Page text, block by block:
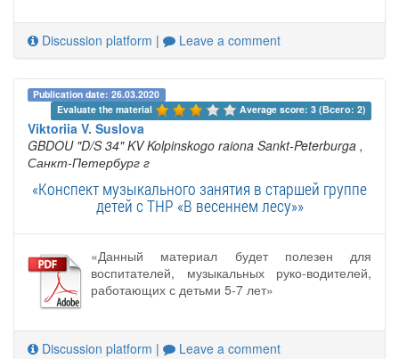
Discussion platform | Leave a comment
Publication date: 26.03.2020
Evaluate the material
Average score: 3 (Всего: 2)
Viktoriia V. Suslova
GBDOU "D/S 34" KV Kolpinskogo raiona Sankt-Peterburga ,
Санкт-Петербург г
«Конспект музыкального занятия в старшей группе
детей с ТНР «В весеннем лесу»»
«Данный материал будет полезен для
воспитателей, музыкальных руко-водителей,
работающих с детьми 5-7 лет»
Discussion platform | Leave a comment